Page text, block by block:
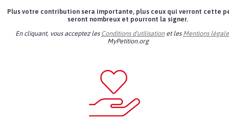
Plus votre contribution sera importante, plus ceux qui verront cette
seront nombreux et pourront la signer.
En cliquant, vous acceptez les Conditions d'utilisationet les Mentions
MyPetition.org